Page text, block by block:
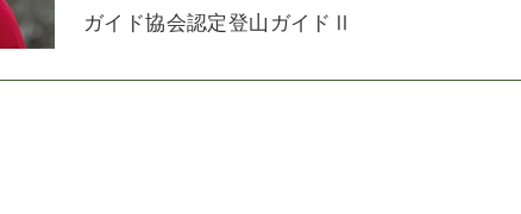
ガイド協会認定登山ガイドⅡ